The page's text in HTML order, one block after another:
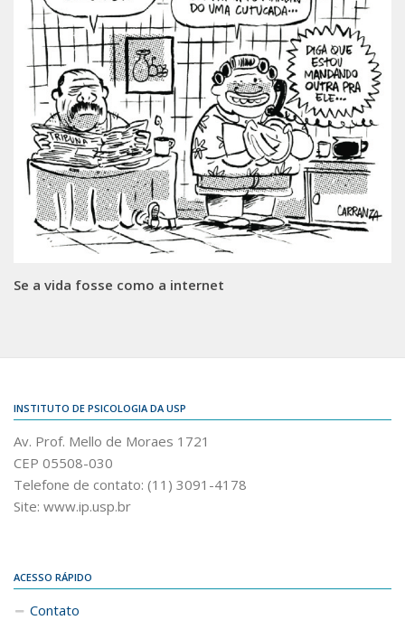
Se a vida fosse como a internet
INSTITUTO DE PSICOLOGIA DA USP
Av. Prof. Mello de Moraes 1721
CEP 05508-030
Telefone de contato: (11) 3091-4178
Site: www.ip.usp.br
ACESSO RÁPIDO
Contato